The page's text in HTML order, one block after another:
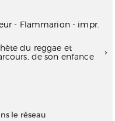
- Flammarion - impr.
du reggae et
de son enfance
le réseau